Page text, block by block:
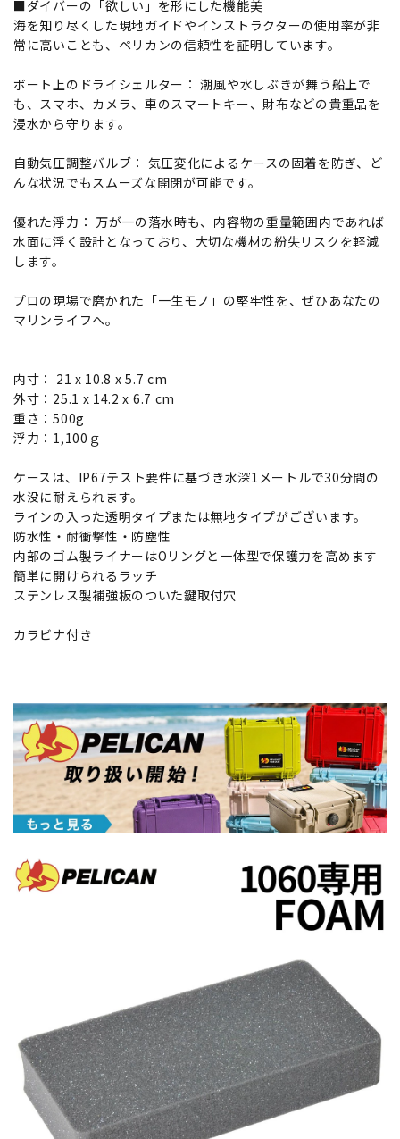
■ダイバーの「欲しい」を形にした機能美
海を知り尽くした現地ガイドやインストラクターの使用率が非
常に高いことも、ペリカンの信頼性を証明しています。
ボート上のドライシェルター： 潮風や水しぶきが舞う船上で
も、スマホ、カメラ、車のスマートキー、財布などの貴重品を
浸水から守ります。
自動気圧調整バルブ： 気圧変化によるケースの固着を防ぎ、ど
んな状況でもスムーズな開閉が可能です。
優れた浮力： 万が一の落水時も、内容物の重量範囲内であれば
水面に浮く設計となっており、大切な機材の紛失リスクを軽減
します。
プロの現場で磨かれた「一生モノ」の堅牢性を、ぜひあなたの
マリンライフへ。
内寸： 21 x 10.8 x 5.7 cm
外寸：25.1 x 14.2 x 6.7 cm
重さ：500g
浮力：1,100ｇ
ケースは、IP67テスト要件に基づき水深1メートルで30分間の
水没に耐えられます。
ラインの入った透明タイプまたは無地タイプがございます。
防水性・耐衝撃性・防塵性
内部のゴム製ライナーはOリングと一体型で保護力を高めます
簡単に開けられるラッチ
ステンレス製補強板のついた鍵取付穴
カラビナ付き